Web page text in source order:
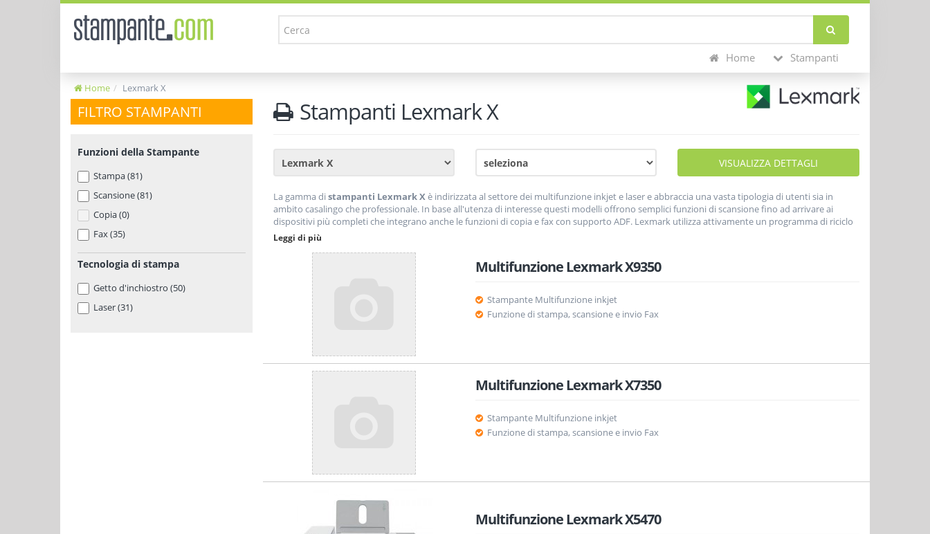
Home Stampanti
Home Lexmark X
Stampanti Lexmark X
FILTRO STAMPANTI
Funzioni della Stampante
Stampa (81)
Scansione (81)
Copia (0)
Fax (35)
Tecnologia di stampa
Getto d'inchiostro (50)
Laser (31)
VISUALIZZA DETTAGLI
La gamma di stampanti Lexmark Xè indirizzata al settore dei multifunzione inkjet e laser e abbraccia una vasta tipologia di utenti sia in
ambito casalingo che professionale. In base all'utenza di interesse questi modelli offrono semplici funzioni di scansione fino ad arrivare ai
dispositivi più completi che integrano anche le funzioni di copia e fax con supporto ADF. Lexmark utilizza attivamente un programma di riciclo
dei toner esausti denominato
Lexmark e hano un prezzo inferiore rispetto ai toner nuovi.
Leggi di più
Multifunzione Lexmark X9350
Stampante Multifunzione inkjet
Funzione di stampa, scansione e invio Fax
Multifunzione Lexmark X7350
Stampante Multifunzione inkjet
Funzione di stampa, scansione e invio Fax
Multifunzione Lexmark X5470